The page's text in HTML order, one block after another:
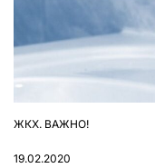
ОПУБЛІКУВАТИ
ЖКХ. ВАЖНО!
19.02.2020